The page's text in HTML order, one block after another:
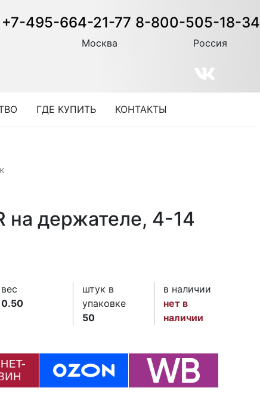
+7-495-664-21-77
Москва
8-800-505-18-34
Россия
ГДЕ КУПИТЬ КОНТАКТЫ
на держателе, 4-14
вес
0.50
штук в
упаковке
50
в наличии
нет в
наличии